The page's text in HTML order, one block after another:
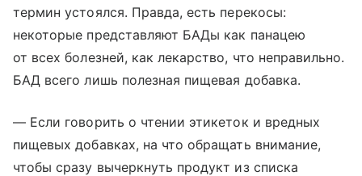
термин устоялся. Правда, есть перекосы:
некоторые представляют БАДы как панацею
от всех болезней, как лекарство, что неправильно.
БАД всего лишь полезная пищевая добавка.
— Если говорить о чтении этикеток и вредных
пищевых добавках, на что обращать внимание,
чтобы сразу вычеркнуть продукт из списка